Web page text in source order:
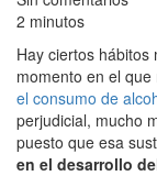
2 minutos
Hay ciertos hábitos
momento en el
el consumo de
perjudicial, mucho
puesto que esa
en el desarrollo